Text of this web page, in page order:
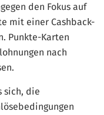
den Fokus auf
mit einer Cashback-
Punkte-Karten
nach
sich, die